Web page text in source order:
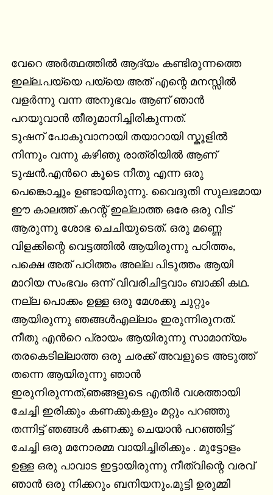
വേറെ അര്‍ത്ഥത്തില്‍ ആദ്യം കണ്ടിരുന്നത്തെ
ഇല്ല.പയ്യെ പയ്യെ അത് എന്റെ മനസ്സില്‍
വളര്‍ന്നു വന്ന അനുഭവം ആണ് ഞാന്‍
പറയുവാന്‍ തീരുമാനിച്ചിരികുന്നത്.
ടുഷന് പോകുവാനായി തയാറായി സ്കൂളില്‍
നിന്നും വന്നു കഴിഞു രാത്രിയില്‍ ആണ്
ടുഷന്‍.എന്‍റെ കൂടെ നീതു എന്ന ഒരു
പെങ്കൊച്ചും ഉണ്ടായിരുന്നു. വൈദുതി സുലഭമായ
ഈ കാലത്ത് കറന്റ്‌ ഇല്ലാത്ത ഒരേ ഒരു വീട്
ആരുന്നു ശോഭ ചെചിയുടെത്. ഒരു മണ്ണെ
വിളക്കിന്റെ വെട്ടത്തില്‍ ആയിരുന്നു പഠിത്തം,
പക്ഷെ അത് പഠിത്തം അല്ല പിടുത്തം ആയി
മാറിയ സംഭവം ഒന്ന് വിവരിചിട്ടവാം ബാക്കി കഥ.
നല്ല പൊക്കം ഉള്ള ഒരു മേശക്കു ചുറ്റും
ആയിരുന്നു ഞങ്ങള്‍എല്ലാം ഇരുന്നിരുനത്.
നീതു എന്‍റെ പ്രായം ആയിരുന്നു സാമാന്യം
തരകെടില്ലാത്ത ഒരു ചരക്ക് അവളുടെ അടുത്ത്
തന്നെ ആയിരുന്നു ഞാന്‍
ഇരുനിരുന്നത്,ഞങ്ങളുടെ എതിര്‍ വശത്തായി
ചേച്ചി ഇരിക്കും കണക്കുകളും മറ്റും പറഞ്ഞു
തന്നിട്ട് ഞങ്ങള്‍ കണക്കു ചെയാന്‍ പറഞ്ഞിട്ട്
ചേച്ചി ഒരു മനോരമ്മ വായിച്ചിരിക്കും . മുട്ടോളം
ഉള്ള ഒരു പാവാട ഇട്ടായിരുന്നു നീത്‌വിന്റെ വരവ്
ഞാന്‍ ഒരു നിക്കറും ബനിയനും.മുട്ടി ഉരുമ്മി